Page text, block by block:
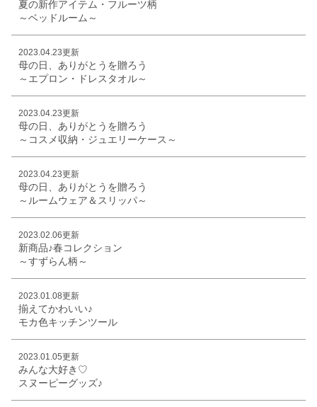
夏の新作アイテム・フルーツ柄
～ベッドルーム～
2023.04.23更新
母の日、ありがとうを贈ろう
～エプロン・ドレスタオル～
2023.04.23更新
母の日、ありがとうを贈ろう
～コスメ収納・ジュエリーケース～
2023.04.23更新
母の日、ありがとうを贈ろう
～ルームウェア＆スリッパ～
2023.02.06更新
新商品♪春コレクション
～すずらん柄～
2023.01.08更新
揃えてかわいい♪
モカ色キッチンツール
2023.01.05更新
みんな大好き♡
スヌーピーグッズ♪